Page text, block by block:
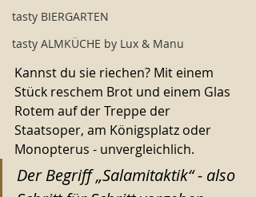
tasty BIERGARTEN
tasty ALMKÜCHE by Lux & Manu
Kannst du sie riechen? Mit einem
Stück reschem Brot und einem Glas
Rotem auf der Treppe der
Staatsoper, am Königsplatz oder
Monopterus - unvergleichlich.
Der Begriff „Salamitaktik“ - also